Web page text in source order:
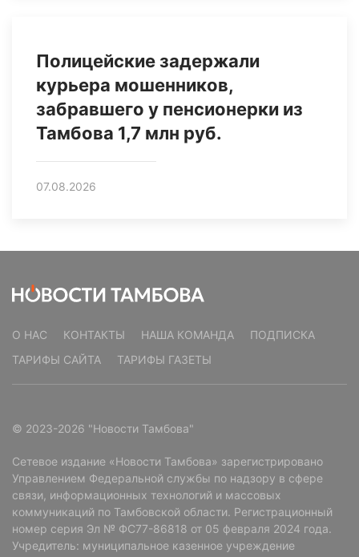
Полицейские задержали
курьера мошенников,
забравшего у пенсионерки из
Тамбова 1,7 млн руб.
07.08.2026
О НАС КОНТАКТЫ НАША КОМАНДА
ПОДПИСКА
ТАРИФЫ САЙТА
ТАРИФЫ ГАЗЕТЫ
© 2023-2026 "Новости Тамбова"
Сетевое издание «Новости Тамбова» зарегистрировано
Управлением Федеральной службы по надзору в сфере
связи, информационных технологий и массовых
коммуникаций по Тамбовской области. Регистрационный
номер серия Эл № ФС77-86818 от 05 февраля 2024 года.
Учредитель: муниципальное казенное учреждение